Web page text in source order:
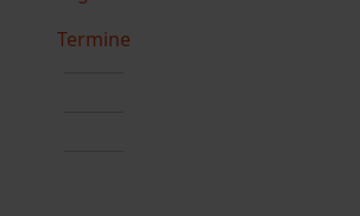
Termine